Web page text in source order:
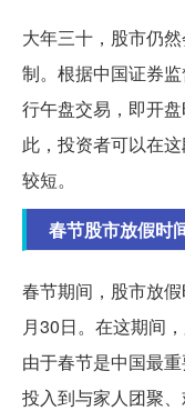
大年三十，股市仍
制。根据中国证券
行午盘交易，即开
此，投资者可以在
较短。
春节股市放假时
春节期间，股市放
月30日。在这期间
由于春节是中国最
投入到与家人团聚